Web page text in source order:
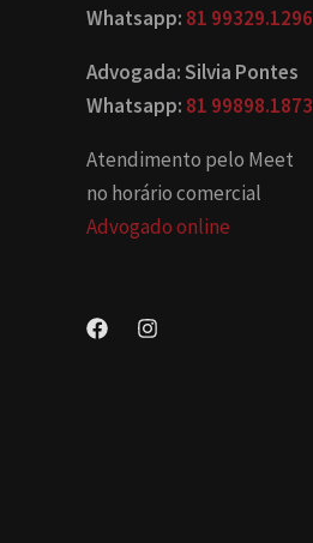
Whatsapp: 81 99329.1296
Advogada: Silvia Pontes
Whatsapp: 81 99898.1873
Atendimento pelo Meet
no horário comercial
Advogado online